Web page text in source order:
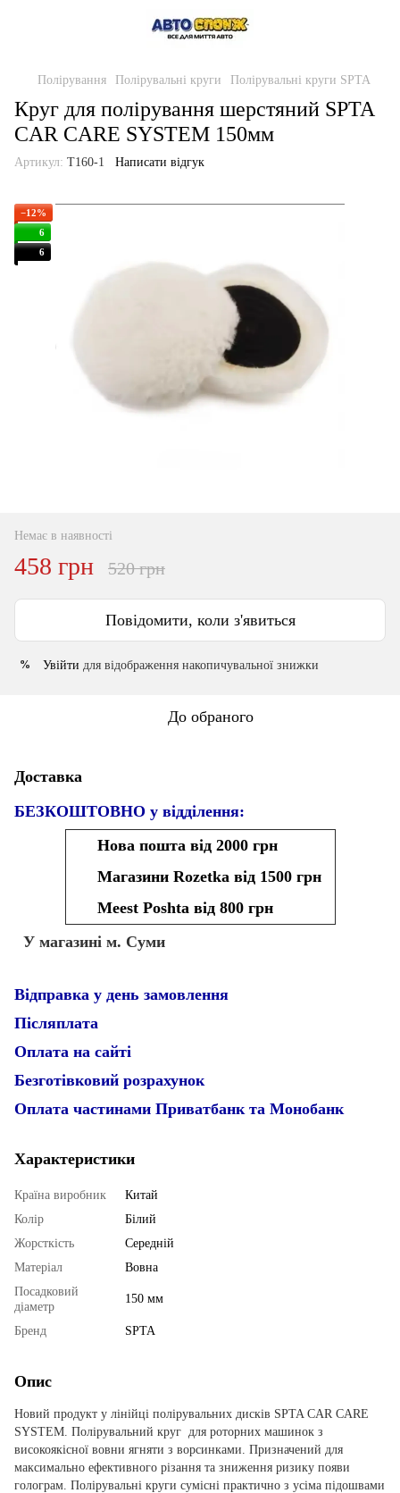
Полірування Полірувальні круги Полірувальні круги SPTA
Круг для полірування шерстяний SPTA
CAR CARE SYSTEM 150мм
Артикул: T160-1 Написати відгук
−12%
6
6
Немає в наявності
458 грн 520 грн
Повідомити, коли з'явиться
% Увійти для відображення накопичувальної знижки
До обраного
Доставка
БЕЗКОШТОВНО у відділення:
Нова пошта від 2000 грн
Магазини Rozetka від 1500 грн
Meest Poshta від 800 грн
У магазині м. Суми
Відправка у день замовлення
Післяплата
Оплата на сайті
Безготівковий розрахунок
Оплата частинами Приватбанк та Монобанк
Характеристики
Країна виробник
Китай
Колір
Білий
Жорсткість
Середній
Матеріал
Вовна
Посадковий
діаметр
150 мм
Бренд SPTA
Опис
Новий продукт у лінійці полірувальних дисків SPTA CAR CARE
SYSTEM. Полірувальний круг для роторних машинок з
високоякісної вовни ягняти з ворсинками. Призначений для
максимально ефективного різання та зниження ризику появи
голограм. Полірувальні круги сумісні практично з усіма підошвами